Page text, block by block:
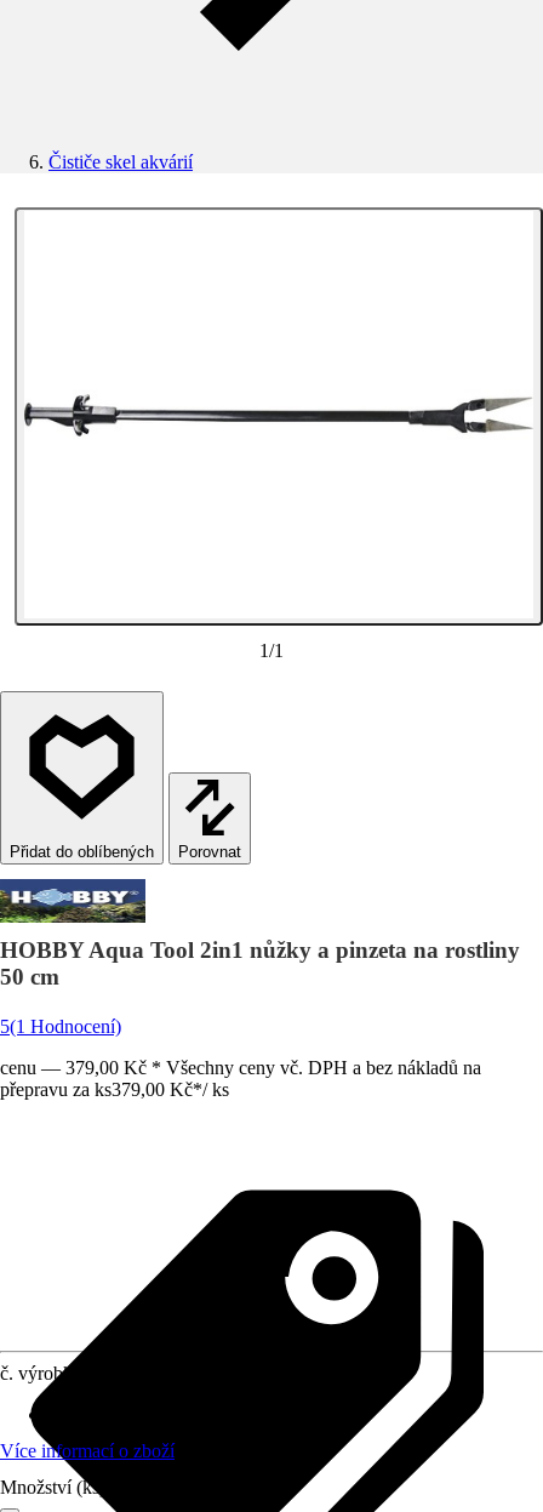
Čističe skel akvárií
1/1
Porovnat
HOBBY Aqua Tool 2in1 nůžky a pinzeta na rostliny
50 cm
5(1 Hodnocení)
cenu — 379,00 Kč * Všechny ceny vč. DPH a bez nákladů na
přepravu za ks379,00 Kč*/ ks
č. výrobku
Více informací o zboží
Množství (ks)